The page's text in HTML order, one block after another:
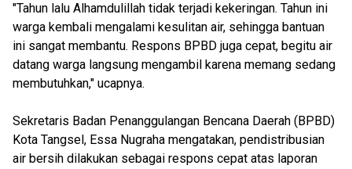
"Tahun lalu Alhamdulillah tidak terjadi kekeringan. Tahun ini
warga kembali mengalami kesulitan air, sehingga bantuan
ini sangat membantu. Respons BPBD juga cepat, begitu air
datang warga langsung mengambil karena memang sedang
membutuhkan," ucapnya.
Sekretaris Badan Penanggulangan Bencana Daerah (BPBD)
Kota Tangsel, Essa Nugraha mengatakan, pendistribusian
air bersih dilakukan sebagai respons cepat atas laporan